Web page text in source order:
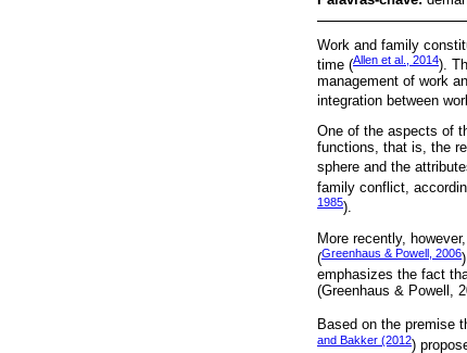
Work and family
time (Allen et al., 2014).
management of work
integration between
One of the aspects of
functions, that is, the
sphere and the
family conflict,
1985).
More recently,
(Greenhaus & Powell, 2006
emphasizes the fact
(Greenhaus & Powell,
Based on the premise
and Bakker (2012)